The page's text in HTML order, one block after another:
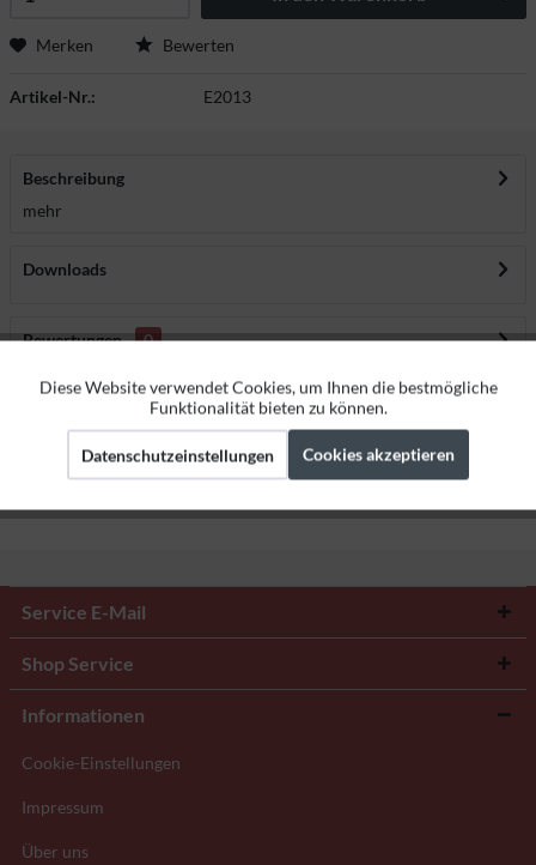
Merken Bewerten
Artikel-Nr.: E2013
Beschreibung
mehr
Downloads
Bewertungen
0
Herstellerangaben
Service E-Mail
Shop Service
Informationen
Cookie-Einstellungen
Impressum
Über uns
Funktionale Aktiv
Marketing Aktiv
Diese Website verwendet Cookies, um Ihnen die bestmögliche
Funktionalität bieten zu können.
Datenschutzeinstellungen Cookies akzeptieren